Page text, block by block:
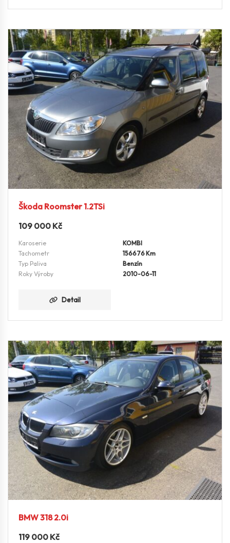
Škoda Roomster 1.2TSi
109 000 Kč
Karoserie
KOMBI
Tachometr
156676 Km
Typ Paliva
Benzín
Roky Výroby
2010-06-11
Detail
BMW 318 2.0i
119 000 Kč